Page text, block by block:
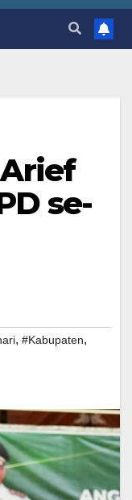
se-
, #Kabupaten,